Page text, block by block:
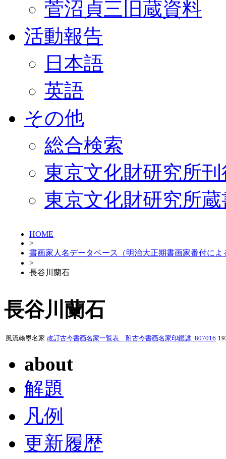
菅沼貞三旧蔵資料
活動報告
日本語
英語
その他
総合検索
東京文化財研究所
東京文化財研究所
HOME
>
書画家人名データベース（明治大正期書画家番付によ
>
長谷川蘭石
長谷川蘭石
風流翰墨名家 改訂古今書画名家一覧表 附古今書画名家印鑑譜_807016
about
解題
凡例
更新履歴